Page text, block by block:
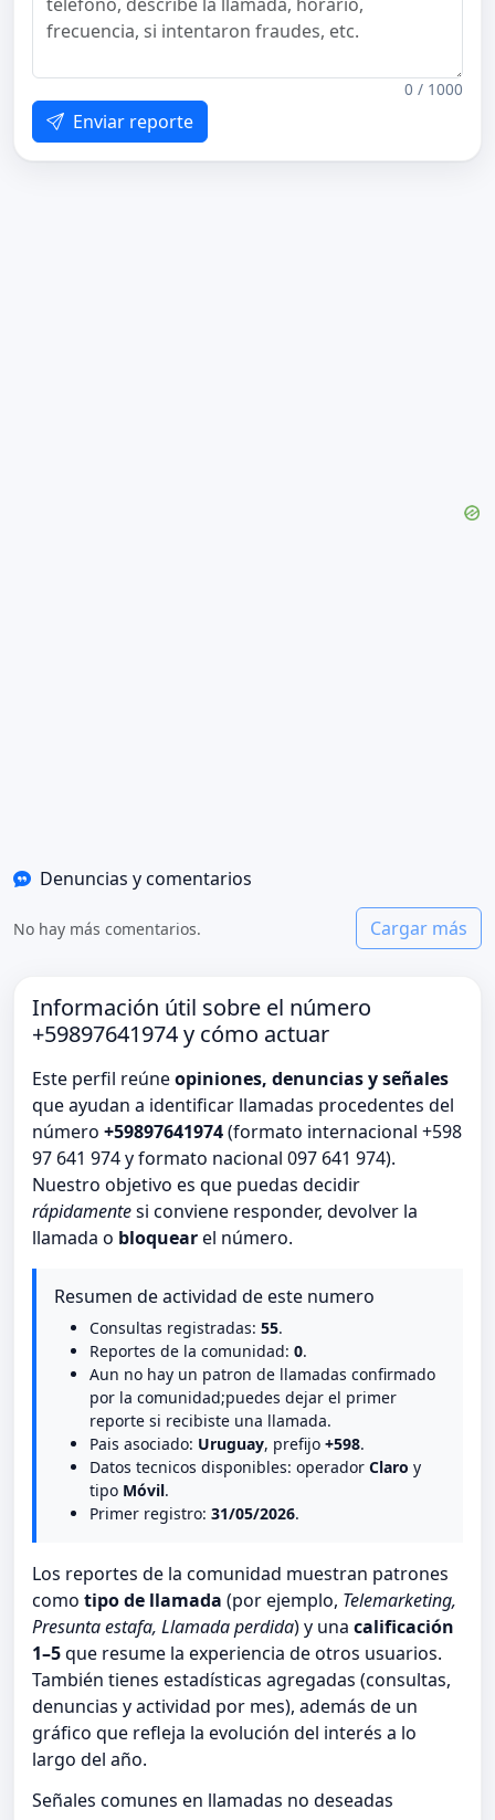
0 / 1000
Enviar reporte
Denuncias y comentarios
No hay más comentarios. Cargar más
Información útil sobre el número
+59897641974 y cómo actuar
Este perfil reúneopiniones, denuncias y señales
que ayudan a identificar llamadas procedentes del
número +59897641974(formato internacional +598
97 641 974 y formato nacional 097 641 974).
Nuestro objetivo es que puedas decidir
rápidamentesi conviene responder, devolver la
llamada o bloquearel número.
Resumen de actividad de este numero
Consultas registradas: 55.
Reportes de la comunidad: 0.
Aun no hay un patron de llamadas confirmado
por la comunidad;puedes dejar el primer
reporte si recibiste una llamada.
Pais asociado: Uruguay, prefijo +598.
Datos tecnicos disponibles: operador Claro y
tipo Móvil.
Primer registro: 31/05/2026.
Los reportes de la comunidad muestran patrones
como tipo de llamada (por ejemplo, Telemarketing,
Presunta estafa, Llamada perdida) y una calificación
1–5que resume la experiencia de otros usuarios.
También tienes estadísticas agregadas (consultas,
denuncias y actividad por mes), además de un
gráfico que refleja la evolución del interés a lo
largo del año.
Señales comunes en llamadas no deseadas